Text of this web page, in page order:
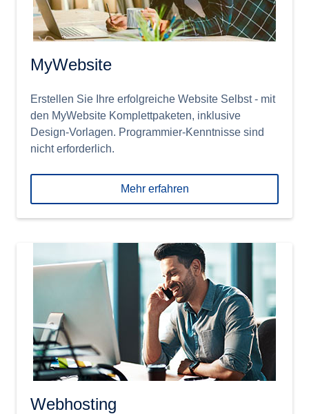
MyWebsite
Erstellen Sie Ihre erfolgreiche Website Selbst - mit
den MyWebsite Komplettpaketen, inklusive
Design-Vorlagen. Programmier-Kenntnisse sind
nicht erforderlich.
Mehr erfahren
Webhosting